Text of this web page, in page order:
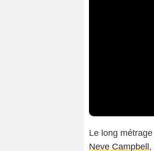
Le long métrage
Neve Campbell ,